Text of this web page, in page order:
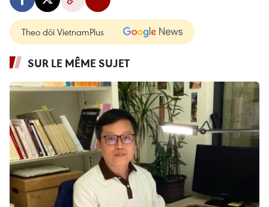
Theo dõi VietnamPlus
SUR LE MÊME SUJET